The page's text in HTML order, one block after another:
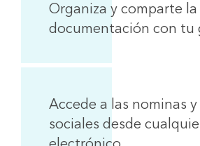
Organiza y comparte la
documentación con tu
Accede a las nominas
sociales desde